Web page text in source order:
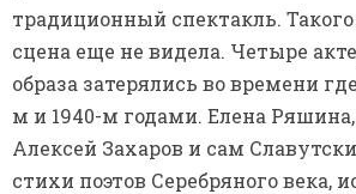
традиционный спектакль.
сцена еще не видела. Четыре
образа затерялись во времени
м и 1940-м годами. Елена
Алексей Захаров и сам
стихи поэтов Серебряного века,